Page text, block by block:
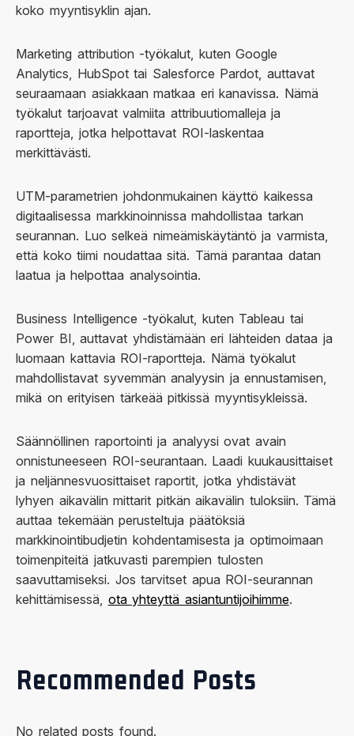
koko myyntisyklin ajan.
Marketing attribution -työkalut, kuten Google
Analytics, HubSpot tai Salesforce Pardot, auttavat
seuraamaan asiakkaan matkaa eri kanavissa. Nämä
työkalut tarjoavat valmiita attribuutiomalleja ja
raportteja, jotka helpottavat ROI-laskentaa
merkittävästi.
UTM-parametrien johdonmukainen käyttö kaikessa
digitaalisessa markkinoinnissa mahdollistaa tarkan
seurannan. Luo selkeä nimeämiskäytäntö ja varmista,
että koko tiimi noudattaa sitä. Tämä parantaa datan
laatua ja helpottaa analysointia.
Business Intelligence -työkalut, kuten Tableau tai
Power BI, auttavat yhdistämään eri lähteiden dataa ja
luomaan kattavia ROI-raportteja. Nämä työkalut
mahdollistavat syvemmän analyysin ja ennustamisen,
mikä on erityisen tärkeää pitkissä myyntisykleissä.
Säännöllinen raportointi ja analyysi ovat avain
onnistuneeseen ROI-seurantaan. Laadi kuukausittaiset
ja neljännesvuosittaiset raportit, jotka yhdistävät
lyhyen aikavälin mittarit pitkän aikavälin tuloksiin. Tämä
auttaa tekemään perusteltuja päätöksiä
markkinointibudjetin kohdentamisesta ja optimoimaan
toimenpiteitä jatkuvasti parempien tulosten
saavuttamiseksi. Jos tarvitset apua ROI-seurannan
kehittämisessä, ota yhteyttä asiantuntijoihimme.
Recommended Posts
No related posts found.